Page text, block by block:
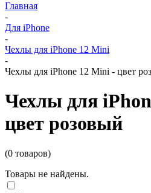
Главная
-
Для iPhone
-
Чехлы для iPhone 12 Mini
-
Чехлы для iPhone 12 Mini - цвет
Чехлы для
цвет розовый
(0 товаров)
Товары не найдены.